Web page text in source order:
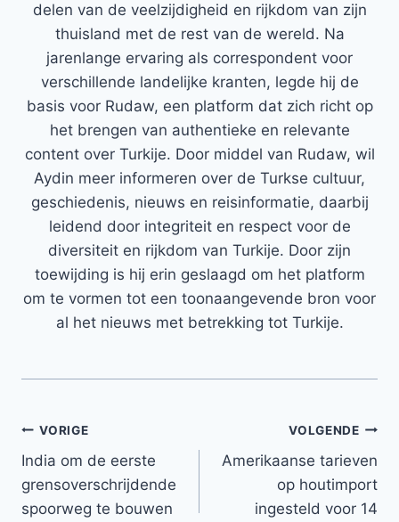
delen van de veelzijdigheid en rijkdom van zijn
thuisland met de rest van de wereld. Na
jarenlange ervaring als correspondent voor
verschillende landelijke kranten, legde hij de
basis voor Rudaw, een platform dat zich richt op
het brengen van authentieke en relevante
content over Turkije. Door middel van Rudaw, wil
Aydin meer informeren over de Turkse cultuur,
geschiedenis, nieuws en reisinformatie, daarbij
leidend door integriteit en respect voor de
diversiteit en rijkdom van Turkije. Door zijn
toewijding is hij erin geslaagd om het platform
om te vormen tot een toonaangevende bron voor
al het nieuws met betrekking tot Turkije.
Bericht
navigatie
VORIGE
India om de eerste
grensoverschrijdende
spoorweg te bouwen
VOLGENDE
Amerikaanse tarieven
op houtimport
ingesteld voor 14